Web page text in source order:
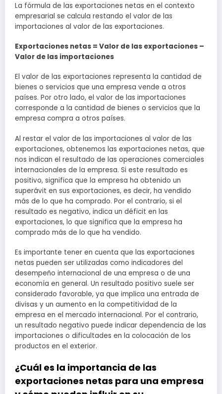
La fórmula de las exportaciones netas en el contexto
empresarial se calcula restando el valor de las
importaciones al valor de las exportaciones.
Exportaciones netas = Valor de las exportaciones –
Valor de las importaciones
El valor de las exportaciones representa la cantidad de
bienes o servicios que una empresa vende a otros
países. Por otro lado, el valor de las importaciones
corresponde a la cantidad de bienes o servicios que la
empresa compra a otros países.
Al restar el valor de las importaciones al valor de las
exportaciones, obtenemos las exportaciones netas, que
nos indican el resultado de las operaciones comerciales
internacionales de la empresa. Si este resultado es
positivo, significa que la empresa ha obtenido un
superávit en sus exportaciones, es decir, ha vendido
más de lo que ha comprado. Por el contrario, si el
resultado es negativo, indica un déficit en las
exportaciones, lo que significa que la empresa ha
comprado más de lo que ha vendido.
Es importante tener en cuenta que las exportaciones
netas pueden ser utilizadas como indicadores del
desempeño internacional de una empresa o de una
economía en general. Un resultado positivo suele ser
considerado favorable, ya que implica una entrada de
divisas y un aumento en la competitividad de la
empresa en el mercado internacional. Por el contrario,
un resultado negativo puede indicar dependencia de las
importaciones o dificultades en la colocación de los
productos en el exterior.
¿Cuál es la importancia de las
exportaciones netas para una empresa